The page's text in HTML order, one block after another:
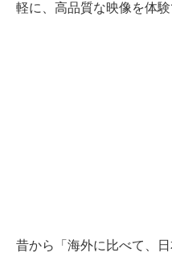
軽に、高品質な映像を体験
昔から「海外に比べて、